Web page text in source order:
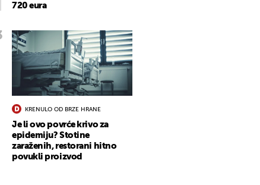
720 eura
KRENULO OD BRZE HRANE
Je li ovo povrće krivo za
epidemiju? Stotine
zaraženih, restorani hitno
povukli proizvod